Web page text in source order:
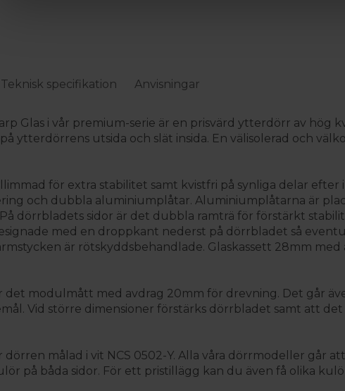
Teknisk specifikation Anvisningar
Glas i vår premium-serie är en prisvärd ytterdörr av hög
ytterdörrens utsida och slät insida. En välisolerad och
för extra stabilitet samt kvistfri på synliga delar
och dubbla aluminiumplåtar. Aluminiumplåtarna är
dörrbladets sidor är det dubbla ramträ för förstärkt
med en droppkant nederst på dörrbladet så
är rötskyddsbehandlade. Glaskassett 28mm
det modulmått med avdrag 20mm för drevning. Det går
Vid större dimensioner förstärks dörrbladet samt att
dörren målad i vit NCS 0502-Y. Alla våra dörrmodeller går
på båda sidor. För ett pristillägg kan du även få olika